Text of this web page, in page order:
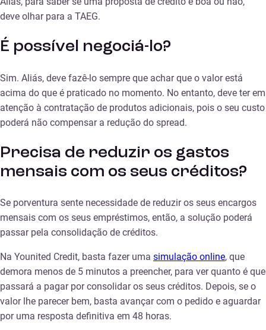
deve olhar para a TAEG.
É possível negociá-lo?
Sim. Aliás, deve fazê-lo sempre que achar que o valor está
acima do que é praticado no momento. No entanto, deve ter em
atenção à contratação de produtos adicionais, pois o seu custo
poderá não compensar a redução do spread.
Precisa de reduzir os gastos
mensais com os seus créditos?
Se porventura sente necessidade de reduzir os seus encargos
mensais com os seus empréstimos, então, a solução poderá
passar pela consolidação de créditos.
Na Younited Credit, basta fazer uma simulação online, que
demora menos de 5 minutos a preencher, para ver quanto é que
passará a pagar por consolidar os seus créditos. Depois, se o
valor lhe parecer bem, basta avançar com o pedido e aguardar
por uma resposta definitiva em 48 horas.